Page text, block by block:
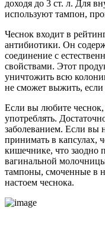
доходя до 3 ст. л. Для
используют тампон,
Чеснок входит в
антибиотики. Он
соединение с
свойствами. Этот
уничтожить всю
не сможет выжить, если
Если вы любите чеснок,
употреблять.
заболеванием. Если вы
принимать в капсулах,
кишечнике, что заодно
вагинальной
тампоны, смоченные в
настоем чеснока.